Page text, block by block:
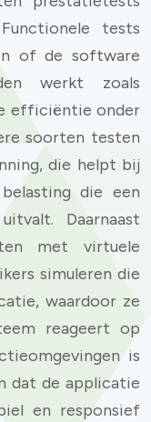
tests
of de software
werkt zoals
efficiëntie onder
soorten testen
die helpt bij
die een
Daarnaast
met virtuele
simuleren die
waardoor ze
reageert op
is
dat de applicatie
en responsief